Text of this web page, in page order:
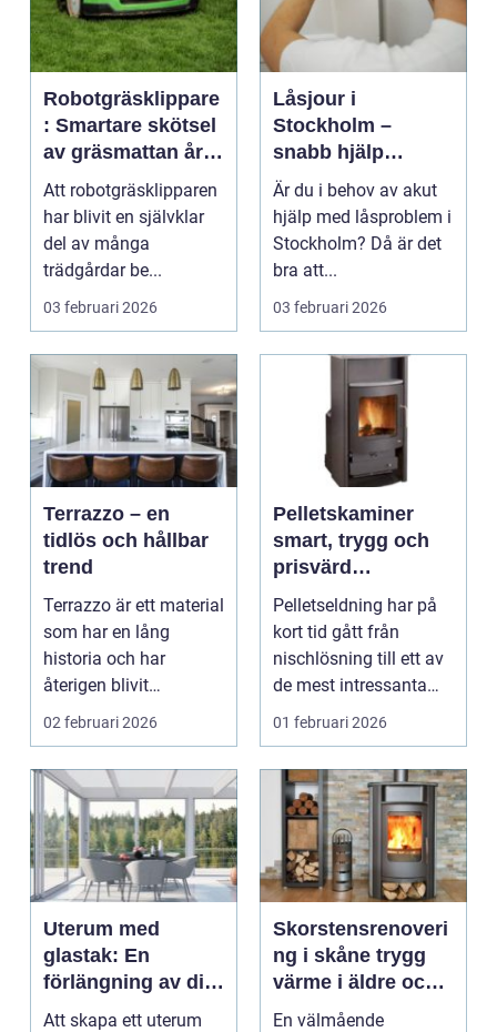
Robotgräsklippare
: Smartare skötsel
av gräsmattan året
runt
Att robotgräsklipparen
har blivit en självklar
del av många
trädgårdar be...
03 februari 2026
Låsjour i
Stockholm –
snabb hjälp
dygnet runt
Är du i behov av akut
hjälp med låsproblem i
Stockholm? Då är det
bra att...
03 februari 2026
Terrazzo – en
tidlös och hållbar
trend
Terrazzo är ett material
som har en lång
historia och har
återigen blivit
popul&aum...
02 februari 2026
Pelletskaminer
smart, trygg och
prisvärd
uppvärmning för
moderna hem
Pelletseldning har på
kort tid gått från
nischlösning till ett av
de mest intressanta
alternativen f...
01 februari 2026
Uterum med
glastak: En
förlängning av ditt
boende
Att skapa ett uterum
Skorstensrenoveri
ng i skåne trygg
värme i äldre och
nya hus
En välmående